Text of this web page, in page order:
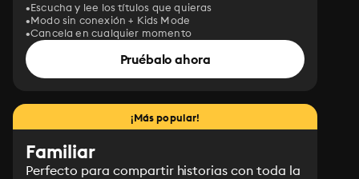
Escucha y lee los títulos que quieras
Modo sin conexión + Kids Mode
Cancela en cualquier momento
Pruébalo ahora
¡Más popular!
Familiar
Perfecto para compartir historias con toda la